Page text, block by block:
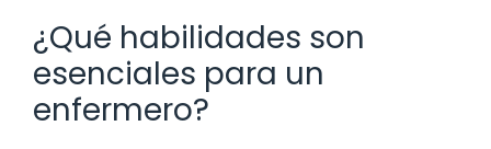
¿Qué habilidades son
esenciales para un
enfermero?